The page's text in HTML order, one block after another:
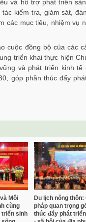
và hỗ trợ phát triển
kiểm tra, giám sát,
các mục tiêu, nhiệm vụ
cuộc đồng bộ của các
triển khai thực hiện
và phát triển kinh
góp phần thúc đẩy
Môi
cùng
triển sinh
Du lịch nông thôn:
pháp quan trọng
thúc đẩy phát